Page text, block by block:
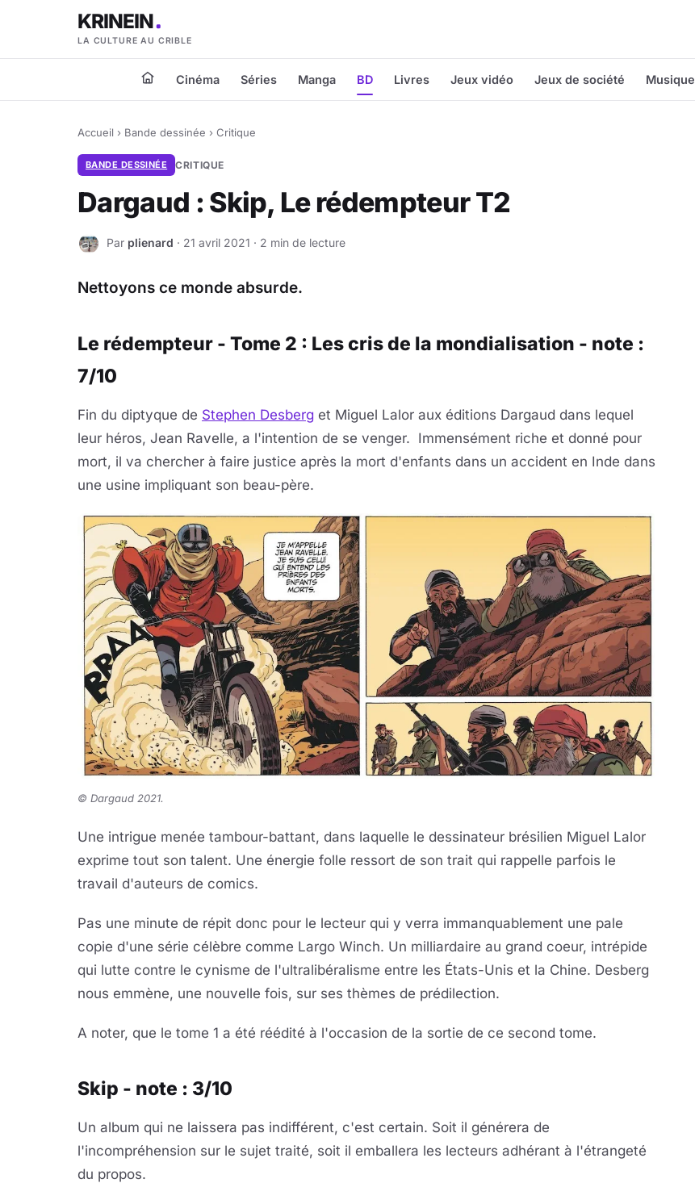
KRINEIN
LA CULTURE AU CRIBLE
Cinéma Séries Manga BD Livres Jeux vidéo Jeux de société Musique
Accueil › Bande dessinée › Critique
BANDE DESSINÉE CRITIQUE
Dargaud : Skip, Le rédempteur T2
P Par plienard · 21 avril 2021 · 2 min de lecture
Nettoyons ce monde absurde.
Le rédempteur - Tome 2 : Les cris de la mondialisation - note :
7/10
Fin du diptyque de Stephen Desberg et Miguel Lalor aux éditions Dargaud dans lequel
leur héros, Jean Ravelle, a l'intention de se venger. Immensément riche et donné pour
mort, il va chercher à faire justice après la mort d'enfants dans un accident en Inde dans
une usine impliquant son beau-père.
© Dargaud 2021.
Une intrigue menée tambour-battant, dans laquelle le dessinateur brésilien Miguel Lalor
exprime tout son talent. Une énergie folle ressort de son trait qui rappelle parfois le
travail d'auteurs de comics.
Pas une minute de répit donc pour le lecteur qui y verra immanquablement une pale
copie d'une série célèbre comme Largo Winch. Un milliardaire au grand coeur, intrépide
qui lutte contre le cynisme de l'ultralibéralisme entre les États-Unis et la Chine. Desberg
nous emmène, une nouvelle fois, sur ses thèmes de prédilection.
A noter, que le tome 1 a été réédité à l'occasion de la sortie de ce second tome.
Skip - note : 3/10
Un album qui ne laissera pas indifférent, c'est certain. Soit il générera de
l'incompréhension sur le sujet traité, soit il emballera les lecteurs adhérant à l'étrangeté
du propos.